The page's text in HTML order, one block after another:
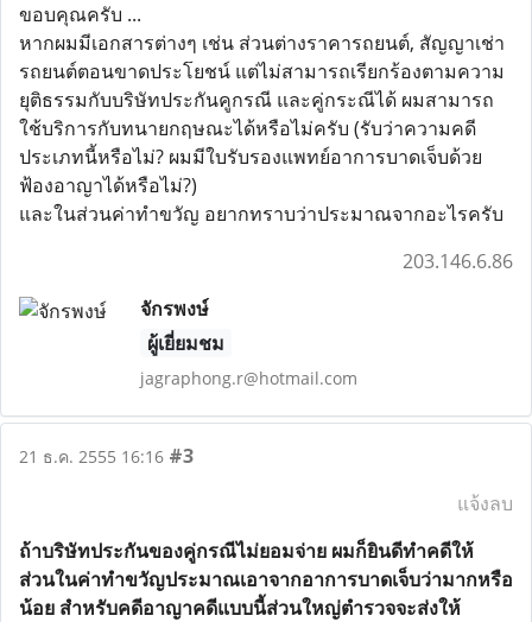
ขอบคุณครับ ...
หากผมมีเอกสารต่างๆ เช่น ส่วนต่างราคารถยนต์, สัญญาเช่า
รถยนต์ตอนขาดประโยชน์ แต่ไม่สามารถเรียกร้องตามความ
ยุติธรรมกับบริษัทประกันคูกรณี และคู่กระณีได้ ผมสามารถ
ใช้บริการกับทนายกฤษณะได้หรือไม่ครับ (รับว่าความคดี
ประเภทนี้หรือไม่? ผมมีใบรับรองแพทย์อาการบาดเจ็บด้วย
ฟ้องอาญาได้หรือไม่?)
และในส่วนค่าทำขวัญ อยากทราบว่าประมาณจากอะไรครับ
203.146.6.86
จักรพงษ์
ผู้เยี่ยมชม
jagraphong.r@hotmail.com
21 ธ.ค. 2555 16:16 #3
แจ้งลบ
ถ้าบริษัทประกันของคู่กรณีไม่ยอมจ่าย ผมก็ยินดีทำคดีให้
ส่วนในค่าทำขวัญประมาณเอาจากอาการบาดเจ็บว่ามากหรือ
น้อย สำหรับคดีอาญาคดีแบบนี้ส่วนใหญ่ตำรวจจะส่งให้